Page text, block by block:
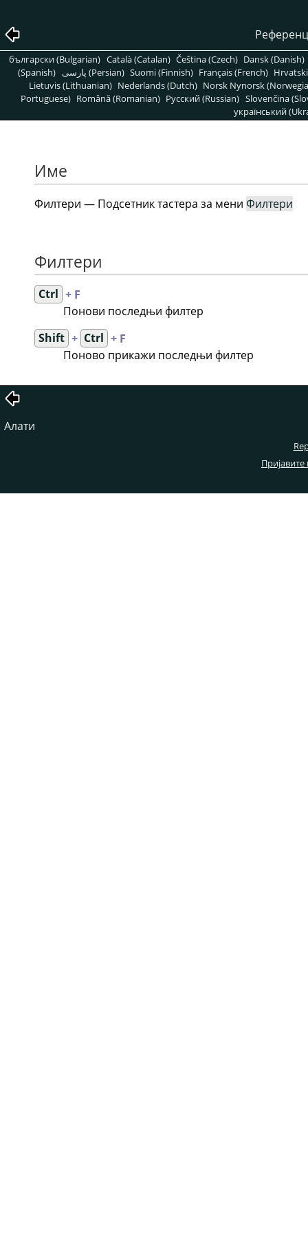
български (Bulgarian) Català (Catalan) Čeština (Czech) Dansk (Danish)
(Spanish)
پارسی (Persian) Suomi (Finnish) Français (French)
Lietuvis (Lithuanian) Nederlands (Dutch) Norsk Nynorsk
Portuguese) Română (Romanian) Pусский (Russian) Slovenčina
український
Име
Филтери — Подсетник тастера за мени Филтери
Филтери
Ctrl + F
Понови последњи филтер
Shift + Ctrl + F
Поново прикажи последњи филтер
Алати